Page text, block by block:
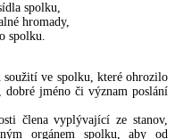
spolku,
hromady,
ve spolku, které ohrozilo
jméno či význam poslání
vyplývající ze stanov,
orgánem spolku, aby od